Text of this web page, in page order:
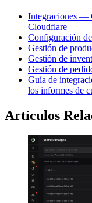
Integraciones —
Cloudflare
Configuración
Gestión de
Gestión de
Gestión de
Guía de
los informes de
Artículos